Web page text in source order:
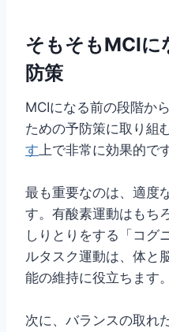
そもそもMCIに
防策
MCIになる前の段階か
ための予防策に取り組
す 上で非常に効果的で
最も重要なのは、適度
す。有酸素運動はもち
しりとりをする「コグ
ルタスク運動は、体と
能の維持に役立ちます。
次に、バランスの取れ